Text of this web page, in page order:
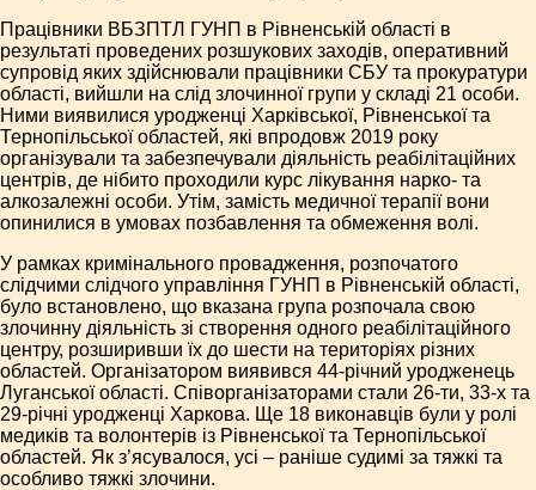
Працівники ВБЗПТЛ ГУНП в Рівненській області в
результаті проведених розшукових заходів, оперативний
супровід яких здійснювали працівники СБУ та прокуратури
області, вийшли на слід злочинної групи у складі 21 особи.
Ними виявилися уродженці Харківської, Рівненської та
Тернопільської областей, які впродовж 2019 року
організували та забезпечували діяльність реабілітаційних
центрів, де нібито проходили курс лікування нарко- та
алкозалежні особи. Утім, замість медичної терапії вони
опинилися в умовах позбавлення та обмеження волі.
У рамках кримінального провадження, розпочатого
слідчими слідчого управління ГУНП в Рівненській області,
було встановлено, що вказана група розпочала свою
злочинну діяльність зі створення одного реабілітаційного
центру, розширивши їх до шести на територіях різних
областей. Організатором виявився 44-річний уродженець
Луганської області. Співорганізаторами стали 26-ти, 33-х та
29-річні уродженці Харкова. Ще 18 виконавців були у ролі
медиків та волонтерів із Рівненської та Тернопільської
областей. Як з’ясувалося, усі – раніше судимі за тяжкі та
особливо тяжкі злочини.